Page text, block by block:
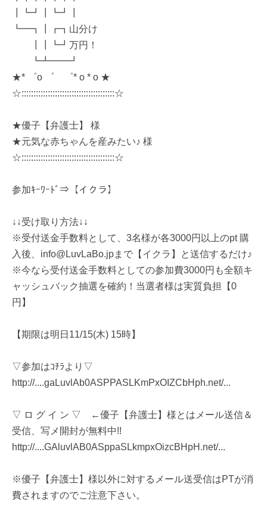
┃┗┛┃┗┛┃
┗━┓┃┏┓山分け
┃┃┗┛万円！
┗┻━━┛
★* ゜o ゜ ゜* o * o ★
☆:::::::::::::::::::::::::::::::::::::::☆
★優子【弁護士】 様
★元気な赤ちゃんを産みたい♪ 様
☆:::::::::::::::::::::::::::::::::::::::☆
参加ｷｰﾜｰﾄﾞ⇒【イクラ】
↓↓受け取り方法↓↓
※受付送金手数料として、3名様が各3000円以上のpt 購
入後、info@LuvLaBo.jpまで【イクラ】と送信するだけ♪
※今なら受付送金手数料としての参加費3000円も全額キ
ャッシュバック抽選を確約！当選者様は実質負担【0
円】
【期限は明日11/15(木) 15時】
▽参加はｺﾁﾗより▽
http://....gaLuvlAb0ASPPASLKmPxOIZCbHph.net/...
▽ ロ グ イ ン ▽ ←優子【弁護士】様とはメール送信＆
受信、写メ開封が無料中!!
http://....GAluvlAB0ASppaSLkmpxOizcBHpH.net/...
※優子【弁護士】様以外に対するメール送受信はPTが消
費されますのでご注意下さい。